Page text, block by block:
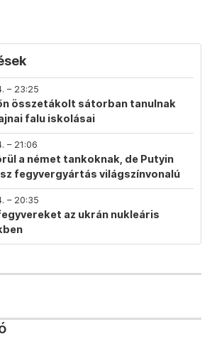
– 23:25
összetákolt sátorban tanulnak
falu iskolásai
– 21:06
a német tankoknak, de Putyin
fegyvergyártás világszínvonalú
– 20:35
az ukrán nukleáris